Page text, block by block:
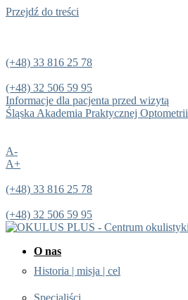
Przejdź do treści
(+48) 33 816 25 78
(+48) 32 506 59 95
Informacje dla pacjenta przed wizytą
Śląska Akademia Praktycznej Optometrii
A-
A+
(+48) 33 816 25 78
(+48) 32 506 59 95
O nas
Historia | misja | cel
Specjaliści